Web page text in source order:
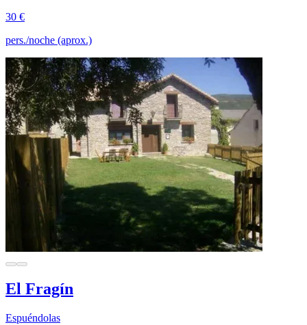
30 €
pers./noche (aprox.)
El Fragín
Espuéndolas